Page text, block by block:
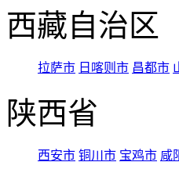
西藏自治区
拉萨市 日喀则市 昌都市
陕西省
西安市 铜川市 宝鸡市 咸